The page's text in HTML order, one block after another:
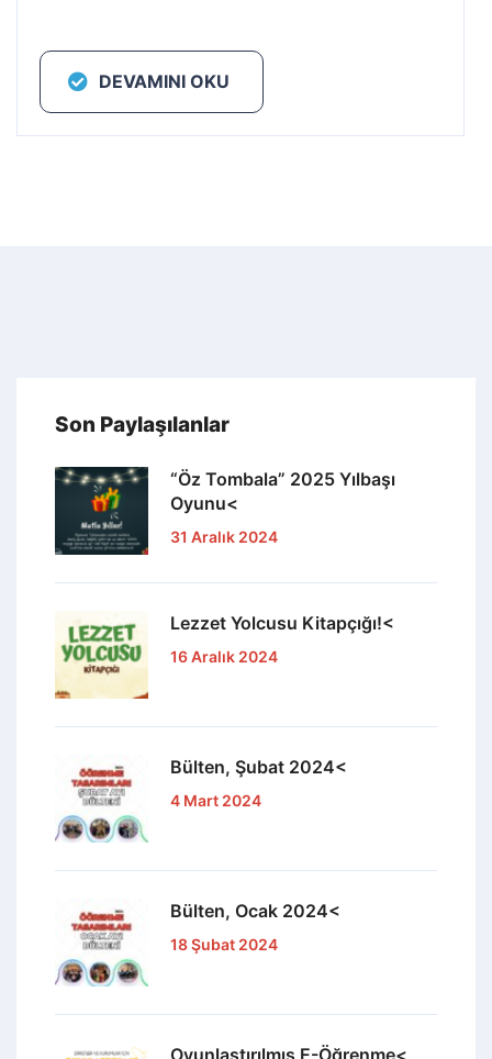
DEVAMINI OKU
Son Paylaşılanlar
“Öz Tombala” 2025 Yılbaşı
Oyunu<
31 Aralık 2024
Lezzet Yolcusu Kitapçığı!<
16 Aralık 2024
Bülten, Şubat 2024<
4 Mart 2024
Bülten, Ocak 2024<
18 Şubat 2024
Oyunlaştırılmış E-Öğrenme<